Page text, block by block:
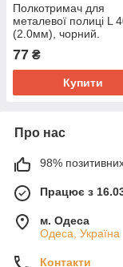
Полкотримач для
металевої полиці L
(2.0мм), чорний.
торгового обладнання
77 ₴
Купити
Про нас
98% позитивних
Працює з
м. Одеса
Одеса, Україна
Контакти